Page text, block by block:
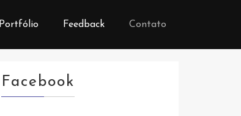
Portfólio Feedback Contato
Facebook